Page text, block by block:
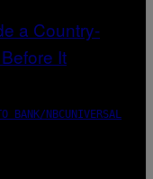
BANK/NBCUNIVERSAL